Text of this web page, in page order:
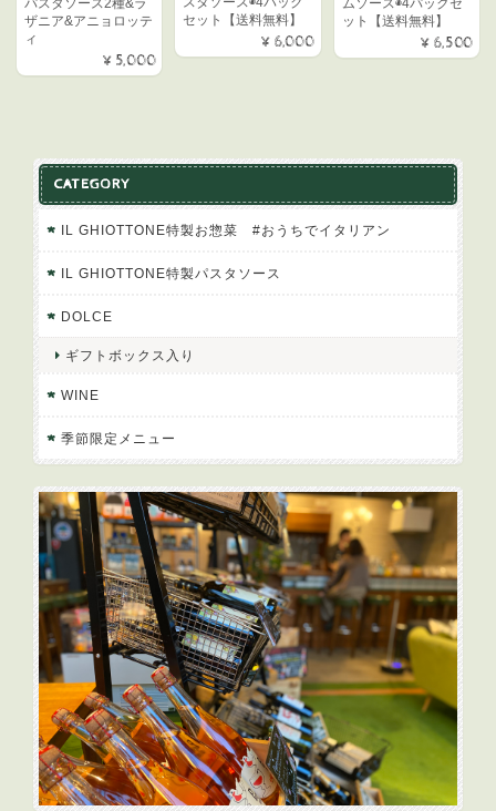
ザニア&アニョロッテ
ィ
¥5,000
セット【送料無料】
¥6,000
ムソース◉4パックセ
ット【送料無料】
¥6,500
CATEGORY
IL GHIOTTONE特製お惣菜 #おうちでイタリアン
IL GHIOTTONE特製パスタソース
DOLCE
ギフトボックス入り
WINE
季節限定メニュー